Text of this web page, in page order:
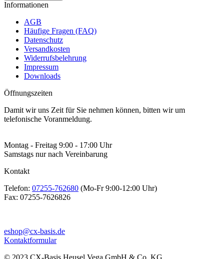
Informationen
AGB
Häufige Fragen (FAQ)
Datenschutz
Versandkosten
Widerrufsbelehrung
Impressum
Downloads
Öffnungszeiten
Damit wir uns Zeit für Sie nehmen können, bitten wir um
telefonische Voranmeldung.
Montag - Freitag 9:00 - 17:00 Uhr
Samstags nur nach Vereinbarung
Kontakt
Telefon: 07255-762680 (Mo-Fr 9:00-12:00 Uhr)
Fax: 07255-7626826
eshop@cx-basis.de
Kontaktformular